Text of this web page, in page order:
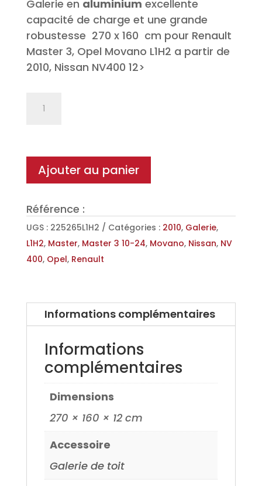
Galerie en aluminium excellente
capacité de charge et une grande
robustesse 270 x 160 cm pour Renault
Master 3, Opel Movano L1H2 a partir de
2010, Nissan NV400 12>
toit
Alu
pour
Renault
Master
3
Movano
L1H2
Nissan
NV400
Ajouter au panier
Référence :
UGS : 225265L1H2 Catégories : 2010, Galerie,
L1H2, Master, Master 3 10-24, Movano, Nissan, NV
400, Opel, Renault
Informations complémentaires
Informations
complémentaires
Dimensions
270 × 160 × 12 cm
Accessoire
Galerie de toit